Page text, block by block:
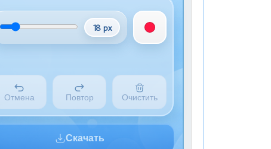
18 px
Отмена Повтор Очистить
Скачать